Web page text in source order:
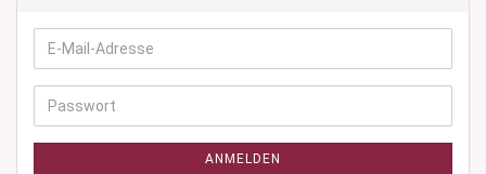
E-
Mail-
Adresse
Passwort
ANMELDEN